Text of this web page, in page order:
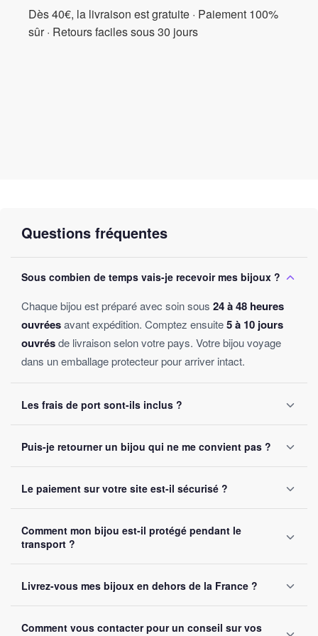
Dès 40€, la livraison est gratuite · Paiement 100%
sûr · Retours faciles sous 30 jours
Questions fréquentes
Sous combien de temps vais-je recevoir mes bijoux ?
Chaque bijou est préparé avec soin sous 24 à 48 heures
ouvréesavant expédition. Comptez ensuite5 à 10 jours
ouvrésde livraison selon votre pays. Votre bijou voyage
dans un emballage protecteur pour arriver intact.
Les frais de port sont-ils inclus ?
sans montant minimum d'achat. Votre bijou part sous 24 à
48 heures ouvrées.
Puis-je retourner un bijou qui ne me convient pas ?
le retourner. Remboursement intégral garanti, sans
question posée.
Le paiement sur votre site est-il sécurisé ?
SSL. Nous acceptons Visa, Mastercard, PayPal et Apple
Pay. Vos données bancaires ne sont jamais stockées sur
Comment mon bijou est-il protégé pendant le
transport ?
renforcé. Un numéro de suivi vous est envoyé par e-mail
dès l'expédition.
Livrez-vous mes bijoux en dehors de la France ?
. Comptez 5 à 10 jours ouvrés selon la
Comment vous contacter pour un conseil sur vos